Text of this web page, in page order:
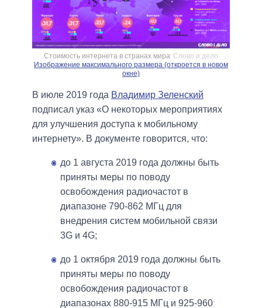
Стоимость интернета в странах мира Слово и дело
Изображение максимального размера (откроется в новом
окне)
В июле 2019 года Владимир Зеленский
подписал указ «О некоторых мероприятиях
для улучшения доступа к мобильному
интернету». В документе говорится, что:
до 1 августа 2019 года должны быть
приняты меры по поводу
освобождения радиочастот в
диапазоне 790-862 МГц для
внедрения систем мобильной связи
3G и 4G;
до 1 октября 2019 года должны быть
приняты меры по поводу
освобождения радиочастот в
диапазонах 880-915 МГц и 925-960